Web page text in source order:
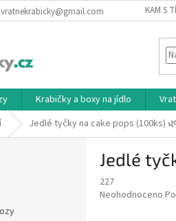
vratnekrabicky@gmail.com KAM S
Krabičky a boxy na jídlo
Jedlé tyčky na cake pops (100ks)
Jedlé
227
Průměrné
Neohodnoceno